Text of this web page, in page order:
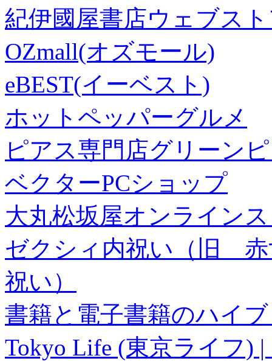
紀伊國屋書店ウェブス
OZmall(オズモール)
eBEST(イーベスト)
ホットペッパーグルメ
ピアス専門店グリーン
ベクターPCショップ
大丸松坂屋オンライン
ゼクシィ内祝い（旧 赤
祝い）
書籍と電子書籍のハイ
Tokyo Life (東京ライフ)